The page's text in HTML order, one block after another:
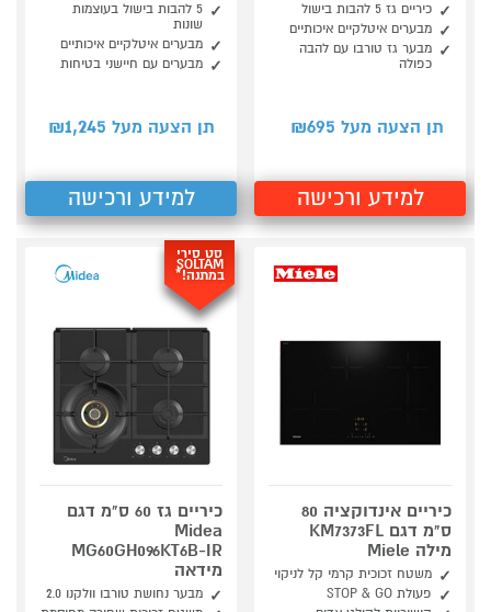
כיריים גז 5 להבות בישול
מבערים איטלקיים איכותיים
מבער גז טורבו עם להבה
כפולה
תן הצעה מעל ₪ 695
למידע ורכישה
5 להבות בישול בעוצמות
שונות
מבערים איטלקיים איכותיים
מבערים עם חיישני בטיחות
תן הצעה מעל ₪ 1,245
למידע ורכישה
כיריים אינדוקציה 80
ס"מ דגם KM7373FL
מילה Miele
משטח זכוכית קרמי קל לניקוי
פעולת STOP & GO
סט סירי
SOLTAM
במתנה!*
כיריים גז 60 ס"מ דגם
Midea
MG60GH096KT6B-IR
מידאה
מבער נחושת טורבו וולקנו 2.0